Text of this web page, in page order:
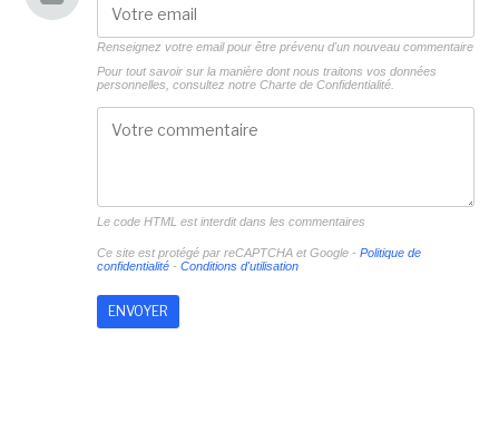
Renseignez votre email pour être prévenu d'un nouveau commentaire
Pour tout savoir sur la manière dont nous traitons vos données
personnelles, consultez notre Charte de Confidentialité.
Le code HTML est interdit dans les commentaires
Ce site est protégé par reCAPTCHA et Google - Politique de
confidentialité- Conditions d'utilisation